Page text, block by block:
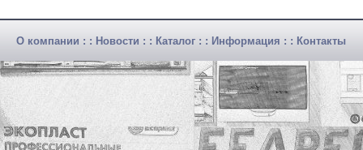
О компании : : Новости : : Каталог : : Информация : : Контакты